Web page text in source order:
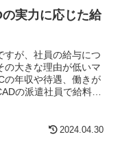
実力に応じた給
すが、社員の給与につ
の大きな理由が低いマ
の年収や待遇、働きが
の派遣社員で給料に
2024.04.30